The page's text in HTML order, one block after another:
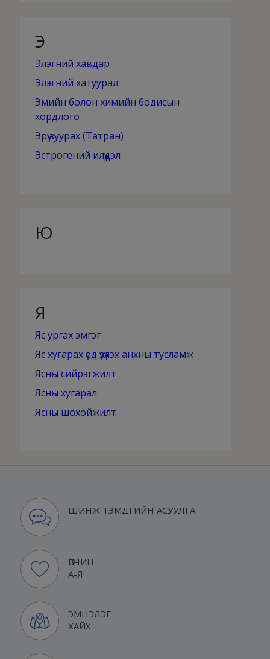
Э
Элэгний хавдар
Элэгний хатуурал
Эмийн болон химийн бодисын
хордлого
Эрүү зуурах (Татран)
Эстрогений илүүдэл
Ю
Я
Яс ургах эмгэг
Яс хугарах үед үзүүлэх анхны тусламж
Ясны сийрэгжилт
Ясны хугарал
Ясны шохойжилт
ШИНЖ ТЭМДГИЙН АСУУЛГА
ӨВЧИН
А-Я
ЭМНЭЛЭГ
ХАЙХ